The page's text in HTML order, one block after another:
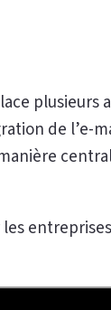
plusieurs
de l’e-